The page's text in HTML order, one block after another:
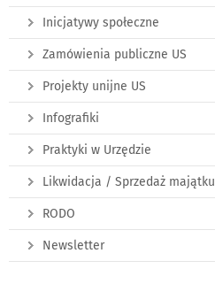
Inicjatywy społeczne
Zamówienia publiczne US
Projekty unijne US
Infografiki
Praktyki w Urzędzie
Likwidacja / Sprzedaż majątku
RODO
Newsletter